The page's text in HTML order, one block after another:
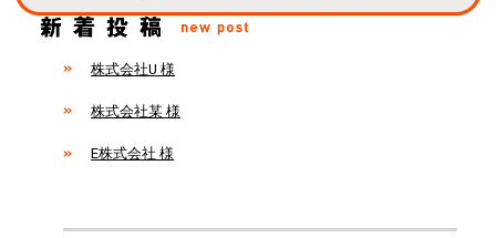
株式会社U 様
株式会社某 様
E株式会社 様